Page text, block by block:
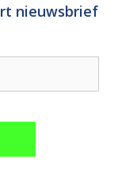
nieuwsbrief